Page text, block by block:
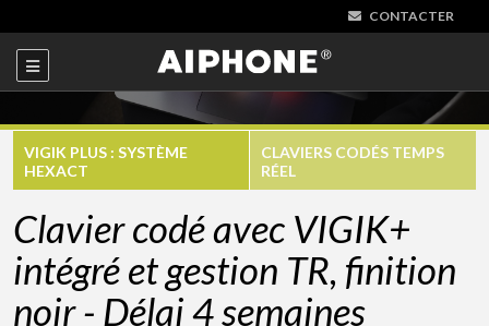
CONTACTER
VIGIK PLUS : SYSTÈME
HEXACT
CLAVIERS CODÉS TEMPS
RÉEL
Clavier codé avec VIGIK+
intégré et gestion TR, finition
noir - Délai 4 semaines